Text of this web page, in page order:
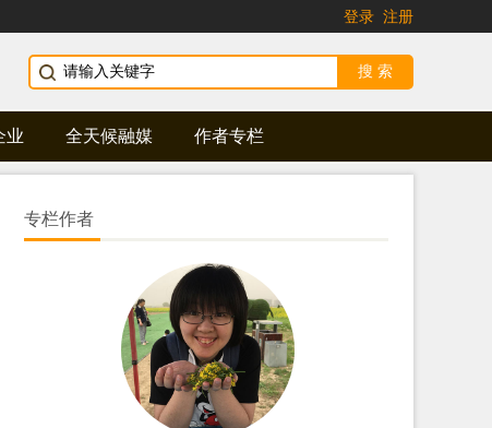
登录 注册
业 全天候融媒 作者专栏
专栏作者